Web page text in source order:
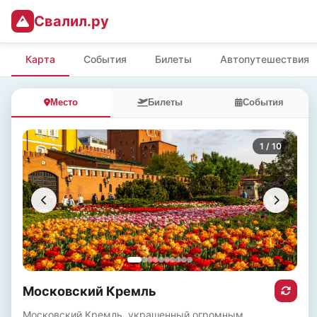
Свалил.ру
Карта События Билеты Автопутешествия
Место Билеты События
1 / 10
Московский Кремль
Московский Кремль, украшенный огромным